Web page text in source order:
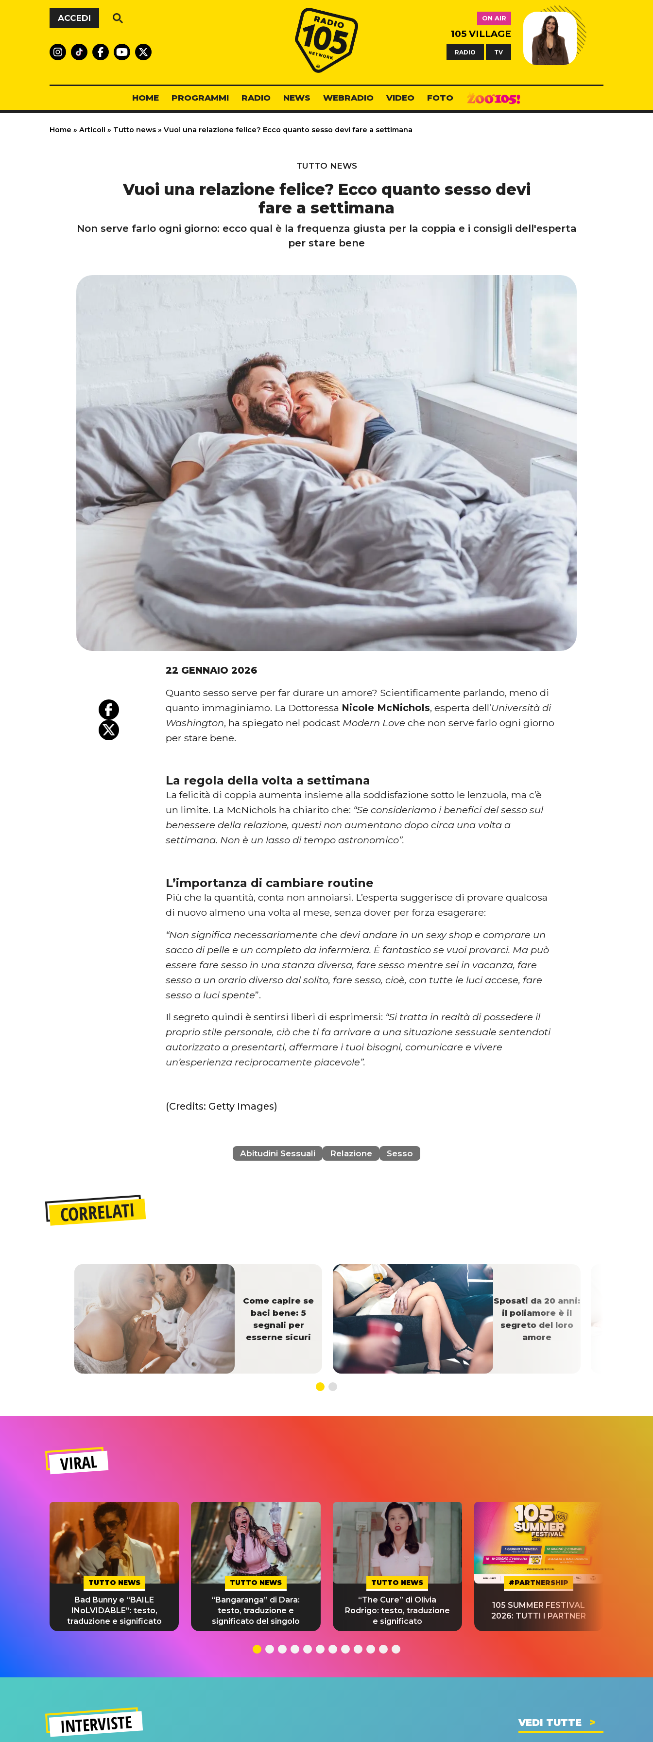
Vai al contenuto
ACCEDI
Radio 105
ON AIR
105 VILLAGE
RADIO TV
HOME PROGRAMMI RADIO NEWS WEBRADIO VIDEO FOTO
Home » Articoli » Tutto news » Vuoi una relazione felice? Ecco quanto sesso devi fare a settimana
TUTTO NEWS
Vuoi una relazione felice? Ecco quanto sesso devi
fare a settimana
Non serve farlo ogni giorno: ecco qual è la frequenza giusta per la coppia e i consigli dell'esperta
per stare bene
22 GENNAIO 2026
Quanto sesso serve per far durare un amore? Scientificamente parlando, meno di
quanto immaginiamo. La Dottoressa Nicole McNichols, esperta dell’Università di
Washington, ha spiegato nel podcast Modern Love che non serve farlo ogni giorno
per stare bene.
La regola della volta a settimana
La felicità di coppia aumenta insieme alla soddisfazione sotto le lenzuola, ma c’è
un limite. La McNichols ha chiarito che: “Se consideriamo i benefici del sesso sul
benessere della relazione, questi non aumentano dopo circa una volta a
settimana. Non è un lasso di tempo astronomico”.
L’importanza di cambiare routine
Più che la quantità, conta non annoiarsi. L’esperta suggerisce di provare qualcosa
di nuovo almeno una volta al mese, senza dover per forza esagerare:
“Non significa necessariamente che devi andare in un sexy shop e comprare un
sacco di pelle e un completo da infermiera. È fantastico se vuoi provarci. Ma può
essere fare sesso in una stanza diversa, fare sesso mentre sei in vacanza, fare
sesso a un orario diverso dal solito, fare sesso, cioè, con tutte le luci accese, fare
sesso a luci spente”.
Il segreto quindi è sentirsi liberi di esprimersi: “Si tratta in realtà di possedere il
proprio stile personale, ciò che ti fa arrivare a una situazione sessuale sentendoti
autorizzato a presentarti, affermare i tuoi bisogni, comunicare e vivere
un’esperienza reciprocamente piacevole”.
(Credits: Getty Images)
Abitudini Sessuali Relazione Sesso
CORRELATI
Come capire se
baci bene: 5
segnali per
esserne sicuri
Sposati da 20 anni:
il poliamore è il
segreto del loro
amore
VIRAL
TUTTO NEWS
Bad Bunny e “BAILE
INoLVIDABLE”: testo,
traduzione e significato
TUTTO NEWS
“Bangaranga” di Dara:
testo, traduzione e
significato del singolo
TUTTO NEWS
“The Cure” di Olivia
Rodrigo: testo, traduzione
e significato
#PARTNERSHIP
105 SUMMER FESTIVAL
2026: TUTTI I PARTNER
INTERVISTE VEDI TUTTE